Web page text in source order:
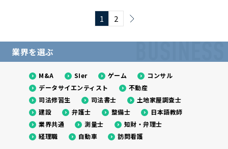
1 2
業界を選ぶ BUSINESS
M&A SIer ゲーム
コンサル
データサイエンティスト
不動産
司法修習生
司法書士
土地家屋調査士
建設
弁護士 整備士
日本語教師
業界共通
測量士
知財・弁理士
経理職
自動車 訪問看護